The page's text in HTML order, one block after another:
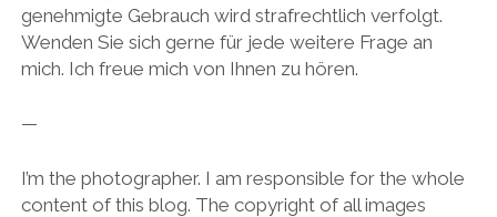
genehmigte Gebrauch wird strafrechtlich verfolgt.
Wenden Sie sich gerne für jede weitere Frage an
mich. Ich freue mich von Ihnen zu hören.
—
I’m the photographer. I am responsible for the whole
content of this blog. The copyright of all images